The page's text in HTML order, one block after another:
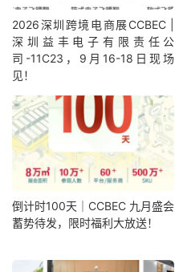
2026深圳跨境电商展CCBEC |
深圳益丰电子有限责任公
司-11C23，9月16-18日现场
见！
倒计时100天｜CCBEC 九月盛会
蓄势待发，限时福利大放送！